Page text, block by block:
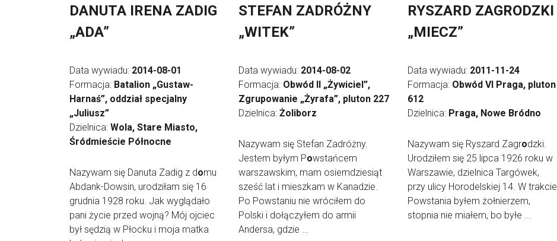
DANUTA IRENA ZADIG
„ADA”
Data wywiadu: 2014-08-01
Formacja: Batalion „Gustaw-
Harnaś”, oddział specjalny
„Juliusz”
Dzielnica: Wola, Stare Miasto,
Śródmieście Północne
Nazywam się Danuta Zadig z domu
Abdank-Dowsin, urodziłam się 16
grudnia 1928 roku. Jak wyglądało
pani życie przed wojną? Mój ojciec
był sędzią w Płocku i moja matka
STEFAN ZADRÓŻNY
„WITEK”
Data wywiadu: 2014-08-02
Formacja: Obwód II „Żywiciel”,
Zgrupowanie „Żyrafa”, pluton 227
Dzielnica: Żoliborz
Nazywam się Stefan Zadróżny.
Jestem byłym Powstańcem
warszawskim, mam osiemdziesiąt
sześć lat i mieszkam w Kanadzie.
Po Powstaniu nie wróciłem do
Polski i dołączyłem do armii
Andersa, gdzie ...
RYSZARD ZAGRODZKI
„MIECZ”
Data wywiadu: 2011-11-24
Formacja: Obwód VI Praga, pluton
612
Dzielnica: Praga, Nowe Bródno
Nazywam się Ryszard Zagrodzki.
Urodziłem się 25 lipca 1926 roku w
Warszawie, dzielnica Targówek,
przy ulicy Horodelskiej 14. W trakcie
Powstania byłem żołnierzem,
stopnia nie miałem, bo byłe ...